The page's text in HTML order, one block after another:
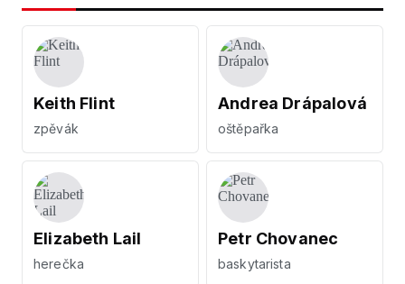
Keith Flint
zpěvák
Andrea Drápalová
oštěpařka
Elizabeth Lail
herečka
Petr Chovanec
baskytarista